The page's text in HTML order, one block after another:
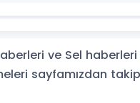
ve Sel
sayfamızdan takip